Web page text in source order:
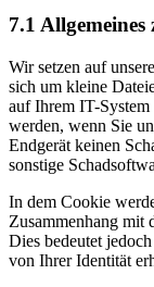
7.1 Allgemeines
Wir setzen auf
sich um kleine
auf Ihrem IT-System
werden, wenn Sie
Endgerät keinen
sonstige
In dem Cookie
Zusammenhang mit
Dies bedeutet
von Ihrer Identität